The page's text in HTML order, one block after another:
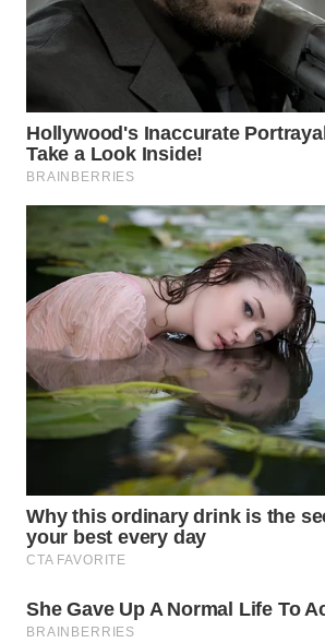
SURABAYA
WN
BINTAN
WN
MANDALIKA
WN
LIKUPANG
WN
LABUANBAJO
BORNEO
Wahana